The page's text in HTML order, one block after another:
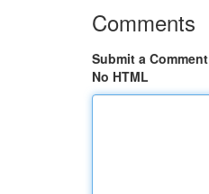
Comments
Submit a Comment
No HTML